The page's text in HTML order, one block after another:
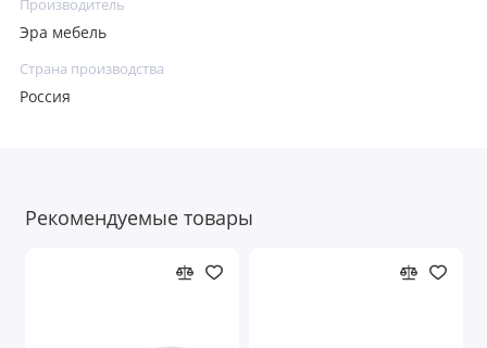
Производитель
Эра мебель
Страна производства
Россия
Рекомендуемые товары